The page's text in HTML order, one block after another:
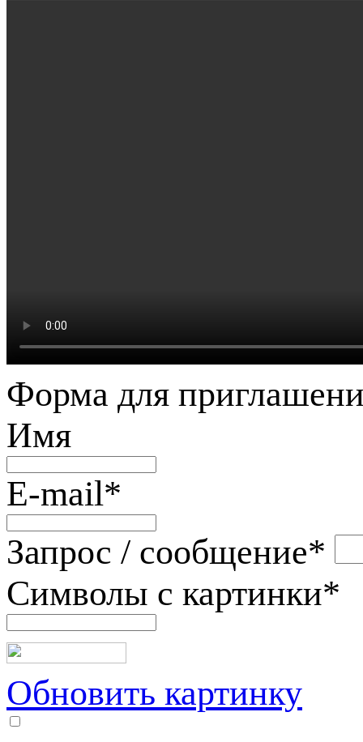
Форма для
Имя
E-mail*
Запрос / сообщение*
Символы с картинки*
Обновить картинку